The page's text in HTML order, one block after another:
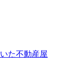
た不動産屋